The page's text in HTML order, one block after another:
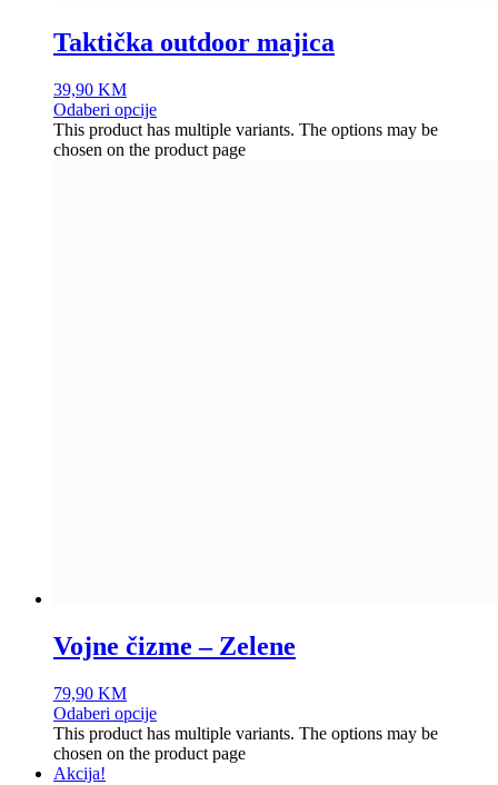
Taktička outdoor majica
39,90 KM
Odaberi opcije
This product has multiple variants. The options may be
chosen on the product page
Vojne čizme – Zelene
79,90 KM
Odaberi opcije
This product has multiple variants. The options may be
chosen on the product page
Akcija!